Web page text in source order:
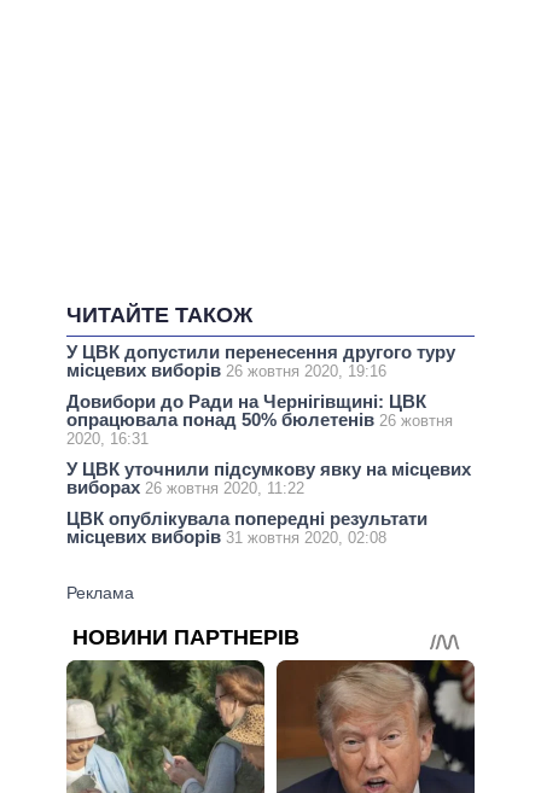
ЧИТАЙТЕ ТАКОЖ
У ЦВК допустили перенесення другого туру
місцевих виборів 26 жовтня 2020, 19:16
Довибори до Ради на Чернігівщині: ЦВК
опрацювала понад 50% бюлетенів 26 жовтня
2020, 16:31
У ЦВК уточнили підсумкову явку на місцевих
виборах 26 жовтня 2020, 11:22
ЦВК опублікувала попередні результати
місцевих виборів 31 жовтня 2020, 02:08